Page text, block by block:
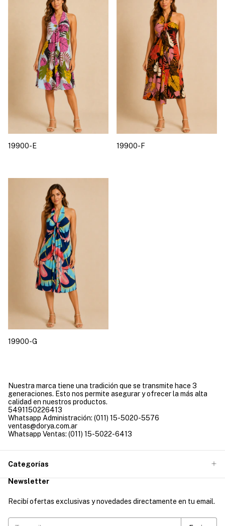
19900-E 19900-F
19900-G
Nuestra marca tiene una tradición que se transmite hace 3
generaciones. Esto nos permite asegurar y ofrecer la más alta
calidad en nuestros productos.
5491150226413
Whatsapp Administración: (011) 15-5020-5576
ventas@dorya.com.ar
Whatsapp Ventas: (011) 15-5022-6413
Categorías
Newsletter
Recibí ofertas exclusivas y novedades directamente en tu email.